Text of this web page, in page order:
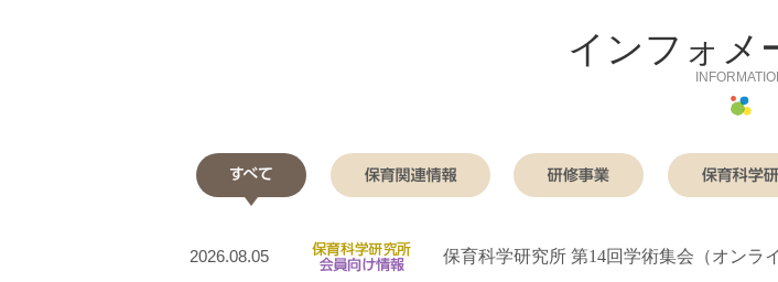
インフォメ
すべて 保育関連情報 研修事業
2026.08.05 保育科学研究所 第14回学術集会（オンラ